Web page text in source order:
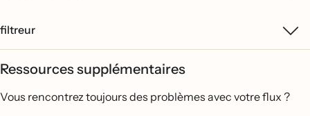
filtreur
Ressources supplémentaires
Vous rencontrez toujours des problèmes avec votre flux ?